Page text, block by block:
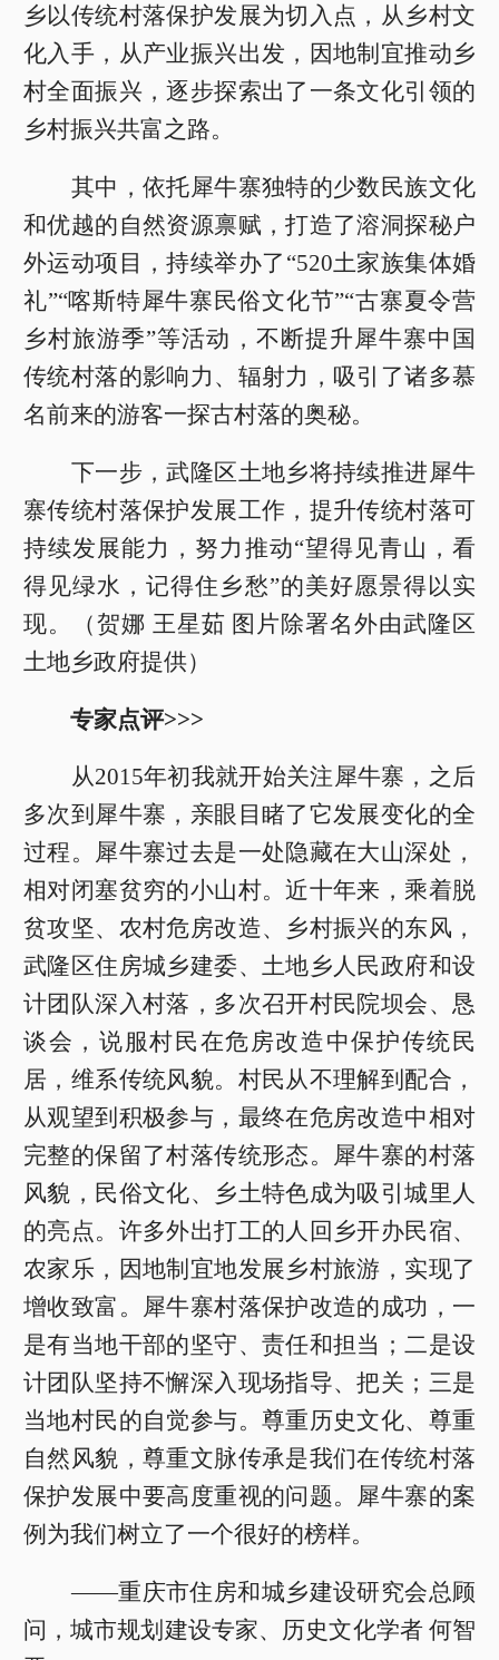
乡以传统村落保护发展为切入点，从乡村文
化入手，从产业振兴出发，因地制宜推动乡
村全面振兴，逐步探索出了一条文化引领的
乡村振兴共富之路。
其中，依托犀牛寨独特的少数民族文化
和优越的自然资源禀赋，打造了溶洞探秘户
外运动项目，持续举办了“520土家族集体婚
礼”“喀斯特犀牛寨民俗文化节”“古寨夏令营
乡村旅游季”等活动，不断提升犀牛寨中国
传统村落的影响力、辐射力，吸引了诸多慕
名前来的游客一探古村落的奥秘。
下一步，武隆区土地乡将持续推进犀牛
寨传统村落保护发展工作，提升传统村落可
持续发展能力，努力推动“望得见青山，看
得见绿水，记得住乡愁”的美好愿景得以实
现。（贺娜 王星茹 图片除署名外由武隆区
土地乡政府提供）
专家点评>>>
从2015年初我就开始关注犀牛寨，之后
多次到犀牛寨，亲眼目睹了它发展变化的全
过程。犀牛寨过去是一处隐藏在大山深处，
相对闭塞贫穷的小山村。近十年来，乘着脱
贫攻坚、农村危房改造、乡村振兴的东风，
武隆区住房城乡建委、土地乡人民政府和设
计团队深入村落，多次召开村民院坝会、恳
谈会，说服村民在危房改造中保护传统民
居，维系传统风貌。村民从不理解到配合，
从观望到积极参与，最终在危房改造中相对
完整的保留了村落传统形态。犀牛寨的村落
风貌，民俗文化、乡土特色成为吸引城里人
的亮点。许多外出打工的人回乡开办民宿、
农家乐，因地制宜地发展乡村旅游，实现了
增收致富。犀牛寨村落保护改造的成功，一
是有当地干部的坚守、责任和担当；二是设
计团队坚持不懈深入现场指导、把关；三是
当地村民的自觉参与。尊重历史文化、尊重
自然风貌，尊重文脉传承是我们在传统村落
保护发展中要高度重视的问题。犀牛寨的案
例为我们树立了一个很好的榜样。
——重庆市住房和城乡建设研究会总顾
问，城市规划建设专家、历史文化学者 何智